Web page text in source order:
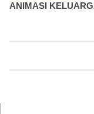
ANIMASI